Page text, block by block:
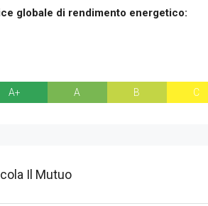
globale di rendimento energetico:
A+ A B C
Il Mutuo